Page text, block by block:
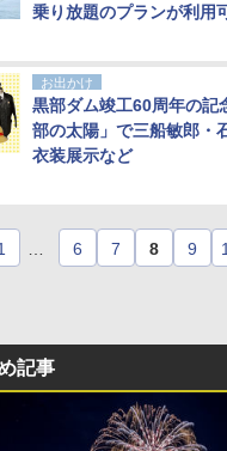
乗り放題のプランが利用
お出かけ
黒部ダム竣工60周年の記
部の太陽」で三船敏郎・
衣装展示など
6 7 8 9
記事